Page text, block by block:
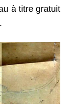
à titre gratuit